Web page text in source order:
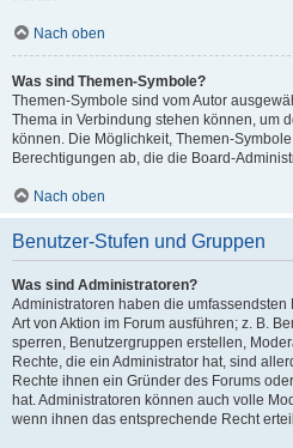
Nach oben
Was sind Themen-Symbole?
Themen-Symbole sind vom Autor
Thema in Verbindung stehen können, um
können. Die Möglichkeit, Themen-
Berechtigungen ab, die die Board-
Nach oben
Benutzer-Stufen und Gruppen
Was sind Administratoren?
Administratoren haben die
Art von Aktion im Forum ausführen; z. B.
sperren, Benutzergruppen erstellen,
Rechte, die ein Administrator hat, sind
Rechte ihnen ein Gründer des Forums
hat. Administratoren können auch volle
wenn ihnen das entsprechende Recht